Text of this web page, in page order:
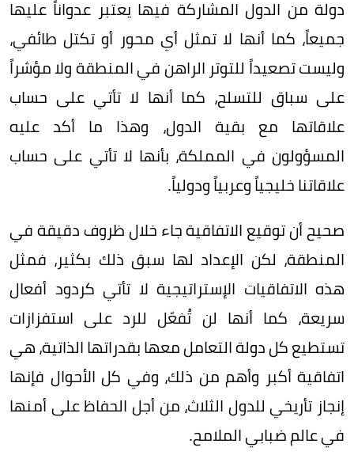
دولة من الدول المشاركة فيها يعتبر عدواناً عليها
جميعاً، كما أنها لا تمثل أي محور أو تكتل طائفي،
وليست تصعيداً للتوتر الراهن في المنطقة ولا مؤشراً
على سباق للتسلح، كما أنها لا تأتي على حساب
علاقاتها مع بقية الدول، وهذا ما أكد عليه
المسؤولون في المملكة، بأنها لا تأتي على حساب
علاقاتنا خليجياً وعربياً ودولياً.
صحيح أن توقيع الاتفاقية جاء خلال ظروف دقيقة في
المنطقة، لكن الإعداد لها سبق ذلك بكثير، فمثل
هذه الاتفاقيات الإستراتيجية لا تأتي كردود أفعال
سريعة، كما أنها لن تُفعّل للرد على استفزازات
تستطيع كل دولة التعامل معها بقدراتها الذاتية، هي
اتفاقية أكبر وأهم من ذلك، وفي كل الأحوال فإنها
إنجاز تأريخي للدول الثلاث، من أجل الحفاظ على أمنها
في عالم ضبابي الملامح.